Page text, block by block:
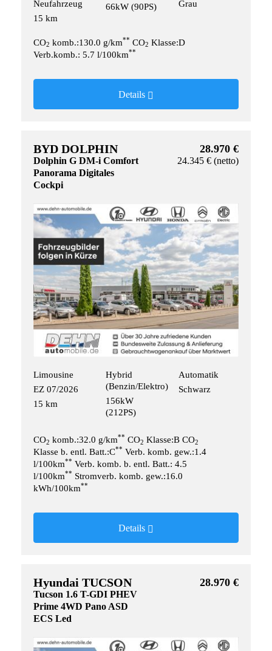
Neufahrzeug
15 km
66kW (90PS) Grau
CO2 komb.:130.0 g/km** CO2 Klasse:D
Verb.komb.: 5.7 l/100km**
Details
BYD DOLPHIN
Dolphin G DM-i Comfort
Panorama Digitales
Cockpi
28.970 €
24.345 € (netto)
Limousine
EZ 07/2026
15 km
Hybrid
(Benzin/Elektro)
156kW
(212PS)
Automatik
Schwarz
CO2 komb.:32.0 g/km** CO2 Klasse:B CO2
Klasse b. entl. Batt.:C** Verb. komb. gew.:1.4
l/100km** Verb. komb. b. entl. Batt.: 4.5
l/100km** Stromverb. komb. gew.:16.0
kWh/100km**
Details
Hyundai TUCSON
Tucson 1.6 T-GDI PHEV
Prime 4WD Pano ASD
ECS Led
28.970 €